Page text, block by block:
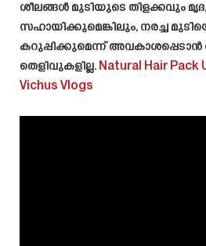
ശീലങ്ങൾ മുടിയുടെ തിളക്കവും
സഹായിക്കുമെങ്കിലും, നരച്ച
കറുപ്പിക്കുമെന്ന് അവകാശപ്പെടാൻ
തെളിവുകളില്ല. Natural Hair Pack
Vichus Vlogs